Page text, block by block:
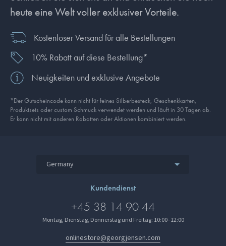
heute eine Welt voller exklusiver Vorteile.
Kostenloser Versand für alle Bestellungen
10% Rabatt auf diese Bestellung*
Neuigkeiten und exklusive Angebote
*Der Gutscheincode kann nicht für feines Silberbesteck, Geschenkkarten,
Produkt­sets oder custom Schmuck verwendet werden und läuft in 30 Tagen ab.
Er kann nicht mit anderen Rabatten oder Aktionen kombiniert werden.
Germany
Kundendienst
+45 38 14 90 44
Montag, Dienstag, Donnerstag und Freitag: 10:00–12:00
onlinestore@georgjensen.com